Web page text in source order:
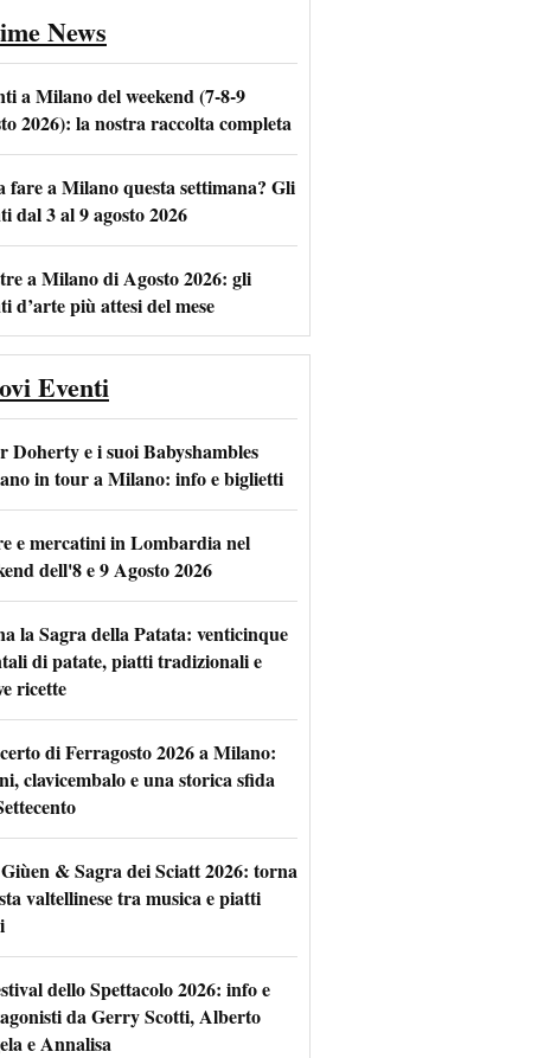
News
a Milano del weekend (7-8-9
2026): la nostra raccolta completa
fare a Milano questa settimana? Gli
dal 3 al 9 agosto 2026
a Milano di Agosto 2026: gli
d’arte più attesi del mese
Eventi
Doherty e i suoi Babyshambles
in tour a Milano: info e biglietti
e mercatini in Lombardia nel
dell'8 e 9 Agosto 2026
la Sagra della Patata: venticinque
di patate, piatti tradizionali e
ricette
di Ferragosto 2026 a Milano:
clavicembalo e una storica sfida
& Sagra dei Sciatt 2026: torna
valtellinese tra musica e piatti
dello Spettacolo 2026: info e
da Gerry Scotti, Alberto
e Annalisa